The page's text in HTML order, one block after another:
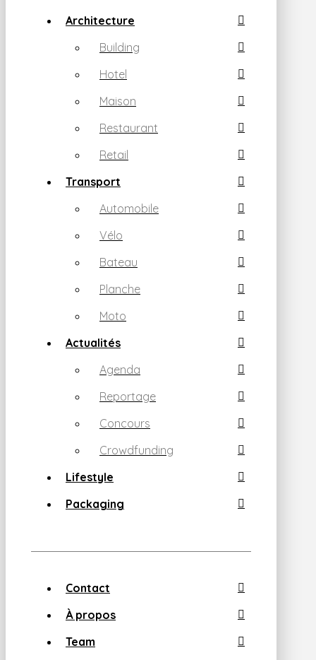
Architecture
Building
Hotel
Maison
Restaurant
Retail
Transport
Automobile
Vélo
Bateau
Planche
Moto
Actualités
Agenda
Reportage
Concours
Crowdfunding
Lifestyle
Packaging
Contact
À propos
Team